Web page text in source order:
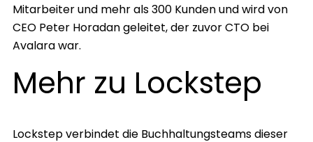
Mitarbeiter und mehr als 300 Kunden und wird von
CEO Peter Horadan geleitet, der zuvor CTO bei
Avalara war.
Mehr zu Lockstep
Lockstep verbindet die Buchhaltungsteams dieser